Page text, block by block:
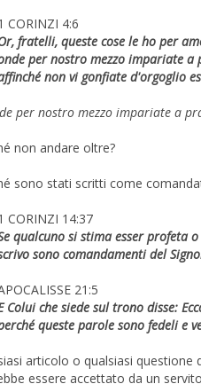
CORINZI 4:6
fratelli, queste cose le ho per
per nostro mezzo impariate
non vi gonfiate d'orgoglio
per nostro mezzo impariate a
non andare oltre?
sono stati scritti come
CORINZI 14:37
qualcuno si stima esser profeta
sono comandamenti del
21:5
Colui che siede sul trono disse:
queste parole sono fedeli e
articolo o qualsiasi
essere accettato da un